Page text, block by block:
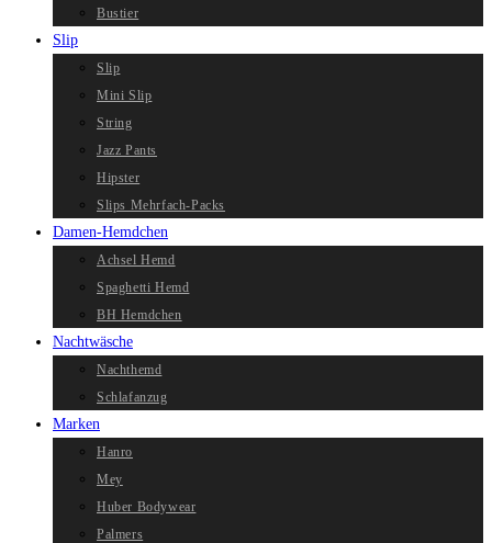
Bustier
Slip
Slip
Mini Slip
String
Jazz Pants
Hipster
Slips Mehrfach-Packs
Damen-Hemdchen
Achsel Hemd
Spaghetti Hemd
BH Hemdchen
Nachtwäsche
Nachthemd
Schlafanzug
Marken
Hanro
Mey
Huber Bodywear
Palmers